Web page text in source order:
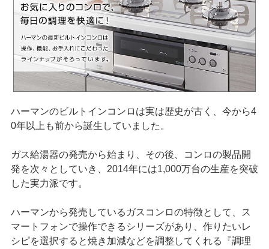
ハーマンのビルトインコンロは実は歴史が古く、今から4
0年以上も前から誕生していました。
ガス給湯器の発売から始まり、その後、コンロの製品開
発を次々としていき、2014年には1,000万台の生産を突破
した実力派です。
ハーマンから発売しているガスコンロの特徴として、ス
マートフォンで操作できるシリーズがあり、作りたいレ
シピを選択すると焼き加減などを調整してくれる『調理